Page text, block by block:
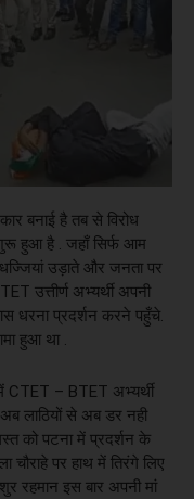
बनाई है तब से विरोध
हुआ है . जहाँ सिर्फ आम
उड़ाते और जनता पर
उत्तीर्ण अभ्यर्थी अपनी
धरना प्रदर्शन करने पहुँचे.
हुआ था .
– BTET अभ्यर्थी
लाठियों से अब डर नही
को पटना में प्रदर्शन के
पर हाथ में तिरंगे लिए
रहमान इस बार अपनी मां